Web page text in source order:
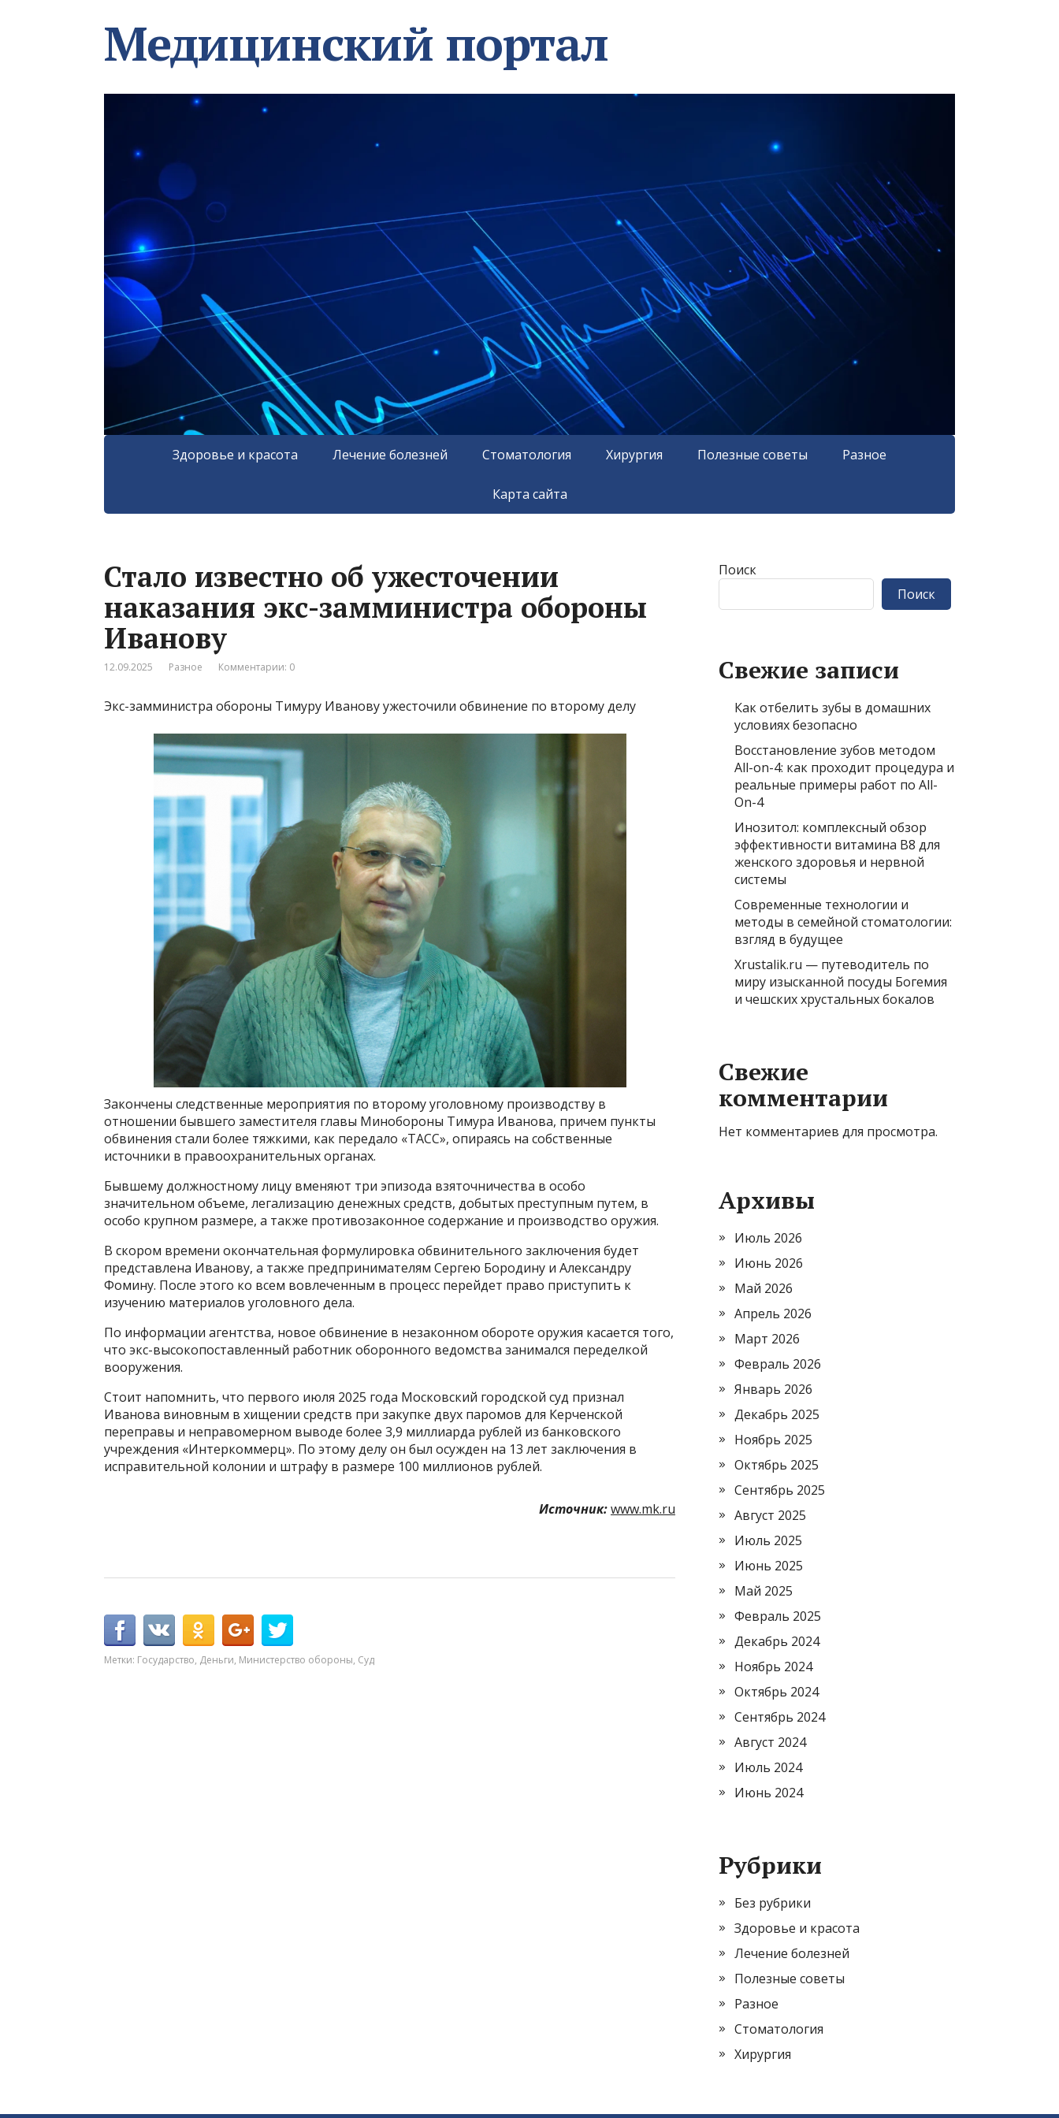
Медицинский портал
Здоровье и красота Лечение болезней Стоматология Хирургия Полезные советы Разное
Карта сайта
Стало известно об ужесточении
наказания экс-замминистра обороны
Иванову
12.09.2025 Разное Комментарии: 0
Экс-замминистра обороны Тимуру Иванову ужесточили обвинение по второму делу
Закончены следственные мероприятия по второму уголовному производству в
отношении бывшего заместителя главы Минобороны Тимура Иванова, причем пункты
обвинения стали более тяжкими, как передало «ТАСС», опираясь на собственные
источники в правоохранительных органах.
Бывшему должностному лицу вменяют три эпизода взяточничества в особо
значительном объеме, легализацию денежных средств, добытых преступным путем, в
особо крупном размере, а также противозаконное содержание и производство оружия.
В скором времени окончательная формулировка обвинительного заключения будет
представлена Иванову, а также предпринимателям Сергею Бородину и Александру
Фомину. После этого ко всем вовлеченным в процесс перейдет право приступить к
изучению материалов уголовного дела.
По информации агентства, новое обвинение в незаконном обороте оружия касается того,
что экс-высокопоставленный работник оборонного ведомства занимался переделкой
вооружения.
Стоит напомнить, что первого июля 2025 года Московский городской суд признал
Иванова виновным в хищении средств при закупке двух паромов для Керченской
переправы и неправомерном выводе более 3,9 миллиарда рублей из банковского
учреждения «Интеркоммерц». По этому делу он был осужден на 13 лет заключения в
исправительной колонии и штрафу в размере 100 миллионов рублей.
Источник:www.mk.ru
Метки: Государство, Деньги, Министерство обороны, Суд
Поиск
Поиск
Свежие записи
Как отбелить зубы в домашних
условиях безопасно
Восстановление зубов методом
All-on-4: как проходит процедура и
реальные примеры работ по All-
On-4
Инозитол: комплексный обзор
эффективности витамина B8 для
женского здоровья и нервной
системы
Современные технологии и
методы в семейной стоматологии:
взгляд в будущее
Xrustalik.ru — путеводитель по
миру изысканной посуды Богемия
и чешских хрустальных бокалов
Свежие
комментарии
Нет комментариев для просмотра.
Архивы
Июль 2026
Июнь 2026
Май 2026
Апрель 2026
Март 2026
Февраль 2026
Январь 2026
Декабрь 2025
Ноябрь 2025
Октябрь 2025
Сентябрь 2025
Август 2025
Июль 2025
Июнь 2025
Май 2025
Февраль 2025
Декабрь 2024
Ноябрь 2024
Октябрь 2024
Сентябрь 2024
Август 2024
Июль 2024
Июнь 2024
Рубрики
Без рубрики
Здоровье и красота
Лечение болезней
Полезные советы
Разное
Стоматология
Хирургия